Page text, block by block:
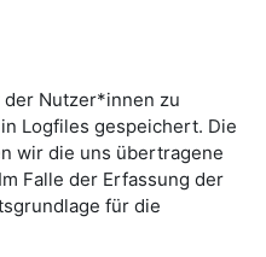
der Nutzer*innen zu
Logfiles gespeichert. Die
wir die uns übertragene
Falle der Erfassung der
für die